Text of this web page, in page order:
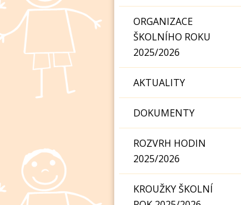
ORGANIZACE
ŠKOLNÍHO ROKU
2025/2026
AKTUALITY
DOKUMENTY
ROZVRH HODIN
2025/2026
KROUŽKY ŠKOLNÍ